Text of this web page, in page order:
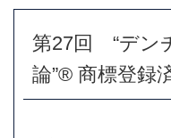
第27回 “デン
論”® 商標登録